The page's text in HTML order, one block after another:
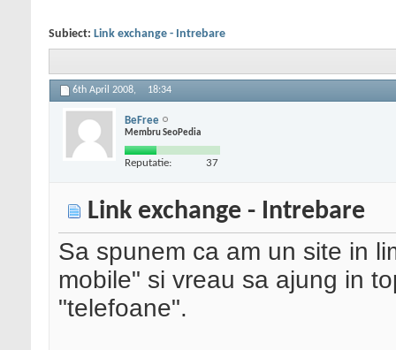
Subiect: Link exchange - Intrebare
6th April 2008, 18:34
BeFree
Membru SeoPedia
Reputatie: 37
Link exchange - Intrebare
Sa spunem ca am un site in
mobile" si vreau sa ajung in
"telefoane".